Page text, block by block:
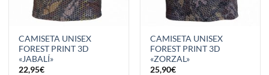
CAMISETA UNISEX
FOREST PRINT 3D
«JABALÍ»
22,95€
CAMISETA UNISEX
FOREST PRINT 3D
«ZORZAL»
25,90€